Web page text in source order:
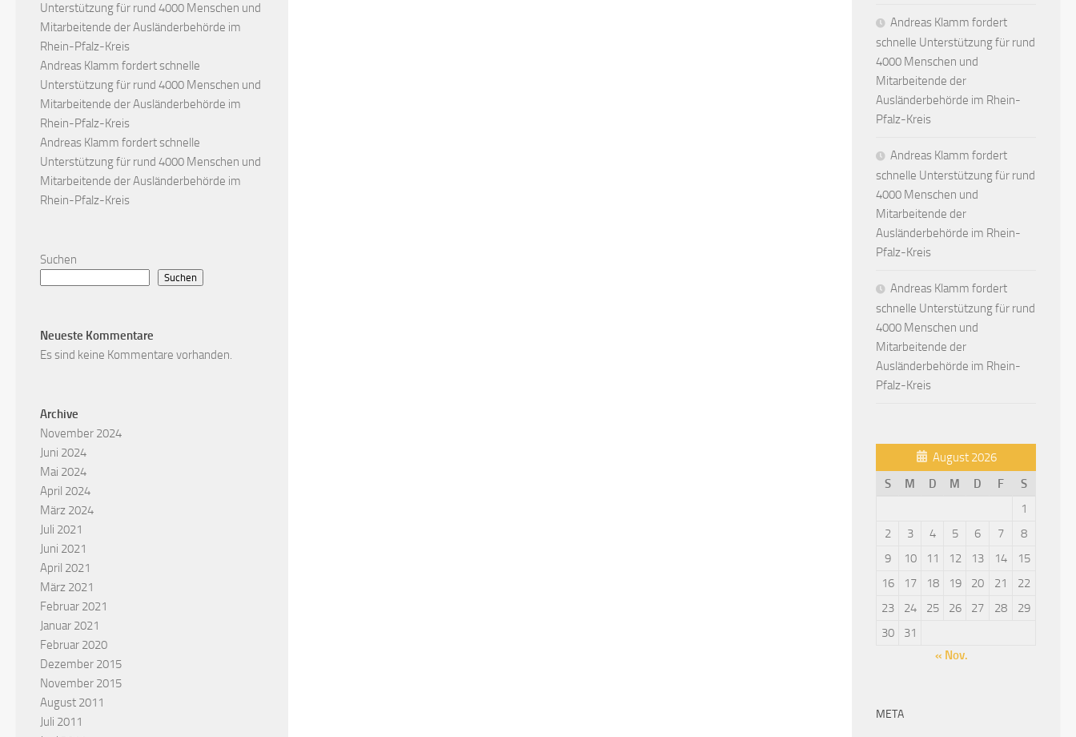
Unterstützung für rund 4000 Menschen und
Mitarbeitende der Ausländerbehörde im
Rhein-Pfalz-Kreis
Andreas Klamm fordert schnelle
Unterstützung für rund 4000 Menschen und
Mitarbeitende der Ausländerbehörde im
Rhein-Pfalz-Kreis
Andreas Klamm fordert schnelle
Unterstützung für rund 4000 Menschen und
Mitarbeitende der Ausländerbehörde im
Rhein-Pfalz-Kreis
Suchen
Suchen
Neueste Kommentare
Es sind keine Kommentare vorhanden.
Archive
November 2024
Juni 2024
Mai 2024
April 2024
März 2024
Juli 2021
Juni 2021
April 2021
März 2021
Februar 2021
Januar 2021
Februar 2020
Dezember 2015
November 2015
August 2011
Juli 2011
Andreas Klamm fordert
schnelle Unterstützung für rund
4000 Menschen und
Mitarbeitende der
Ausländerbehörde im Rhein-
Pfalz-Kreis
Andreas Klamm fordert
schnelle Unterstützung für rund
4000 Menschen und
Mitarbeitende der
Ausländerbehörde im Rhein-
Pfalz-Kreis
Andreas Klamm fordert
schnelle Unterstützung für rund
4000 Menschen und
Mitarbeitende der
Ausländerbehörde im Rhein-
Pfalz-Kreis
August 2026
S
M D M D F
S
1
2
3 4 5 6 7
8
9
10 11 12 13 14
15
16
17 18 19 20 21
22
23
24 25 26 27 28
29
30
31
« Nov.
META